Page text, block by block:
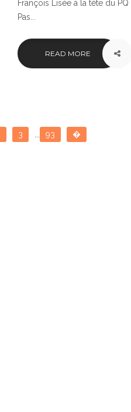
François Lisée à la tête du
Pas...
READ MORE
3 93 �